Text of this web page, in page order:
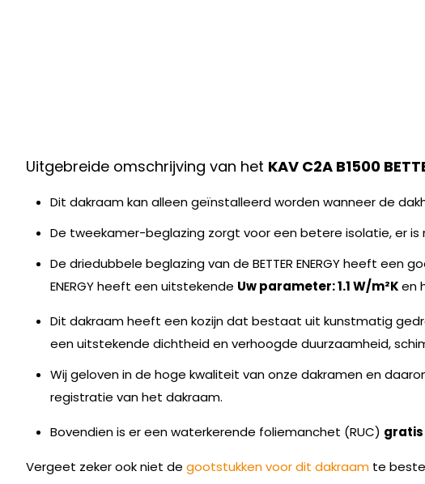
Uitgebreide omschrijving van het KAV C2A B1500
Dit dakraam kan alleen geïnstalleerd worden wanneer de
De tweekamer-beglazing zorgt voor een betere isolatie, er
De driedubbele beglazing van de BETTER ENERGY heeft
ENERGY heeft een uitstekende Uw parameter: 1.1 W/m²Ken
Dit dakraam heeft een kozijn dat bestaat uit kunstmatig
een uitstekende dichtheid en verhoogde duurzaamheid,
Wij geloven in de hoge kwaliteit van onze dakramen en
registratie van het dakraam.
Bovendien is er een waterkerende foliemanchet (RUC)
Vergeet zeker ook niet de gootstukken voor dit dakraam te